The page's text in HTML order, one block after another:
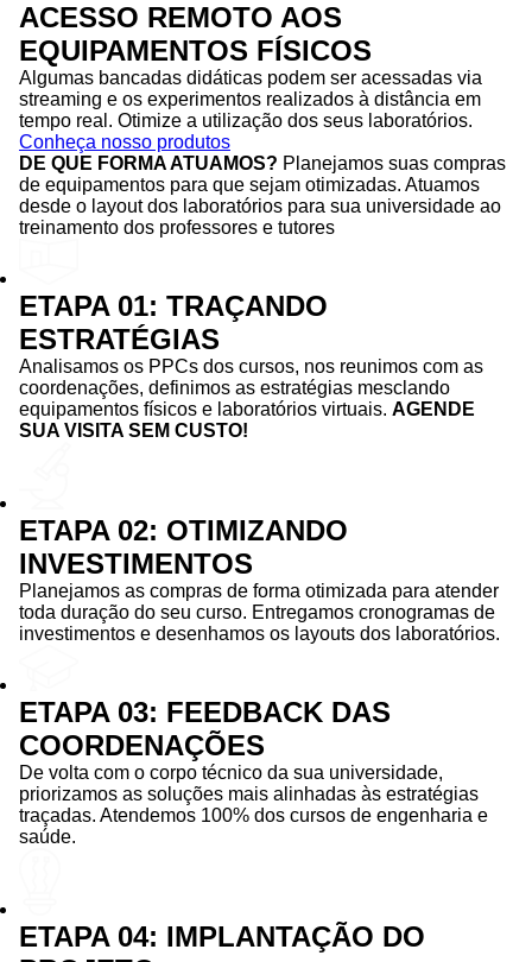
ACESSO REMOTO AOS
EQUIPAMENTOS FÍSICOS
Algumas bancadas didáticas podem ser acessadas via
streaming e os experimentos realizados à distância em
tempo real. Otimize a utilização dos seus laboratórios.
Conheça nosso produtos
DE QUE FORMA ATUAMOS? Planejamos suas compras
de equipamentos para que sejam otimizadas. Atuamos
desde o layout dos laboratórios para sua universidade ao
treinamento dos professores e tutores
ETAPA 01: TRAÇANDO
ESTRATÉGIAS
Analisamos os PPCs dos cursos, nos reunimos com as
coordenações, definimos as estratégias mesclando
equipamentos físicos e laboratórios virtuais. AGENDE
SUA VISITA SEM CUSTO!
ETAPA 02: OTIMIZANDO
INVESTIMENTOS
Planejamos as compras de forma otimizada para atender
toda duração do seu curso. Entregamos cronogramas de
investimentos e desenhamos os layouts dos laboratórios.
ETAPA 03: FEEDBACK DAS
COORDENAÇÕES
De volta com o corpo técnico da sua universidade,
priorizamos as soluções mais alinhadas às estratégias
traçadas. Atendemos 100% dos cursos de engenharia e
saúde.
ETAPA 04: IMPLANTAÇÃO DO